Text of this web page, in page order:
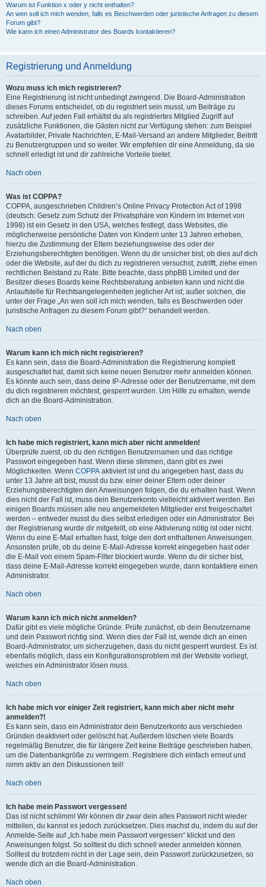
Warum ist Funktion x oder y nicht enthalten?
An wen soll ich mich wenden, falls es Beschwerden oder juristische Anfragen zu diesem
Forum gibt?
Wie kann ich einen Administrator des Boards kontaktieren?
Registrierung und Anmeldung
Wozu muss ich mich registrieren?
Eine Registrierung ist nicht unbedingt zwingend. Die Board-Administration
dieses Forums entscheidet, ob du registriert sein musst, um Beiträge zu
schreiben. Auf jeden Fall erhältst du als registriertes Mitglied Zugriff auf
zusätzliche Funktionen, die Gästen nicht zur Verfügung stehen: zum Beispiel
Avatarbilder, Private Nachrichten, E-Mail-Versand an andere Mitglieder, Beitritt
zu Benutzergruppen und so weiter. Wir empfehlen dir eine Anmeldung, da sie
schnell erledigt ist und dir zahlreiche Vorteile bietet.
Nach oben
Was ist COPPA?
COPPA, ausgeschrieben Children’s Online Privacy Protection Act of 1998
(deutsch: Gesetz zum Schutz der Privatsphäre von Kindern im Internet von
1998) ist ein Gesetz in den USA, welches festlegt, dass Websites, die
möglicherweise persönliche Daten von Kindern unter 13 Jahren erheben,
hierzu die Zustimmung der Eltern beziehungsweise des oder der
Erziehungsberechtigten benötigen. Wenn du dir unsicher bist, ob dies auf dich
oder die Website, auf der du dich zu registrieren versuchst, zutrifft, ziehe einen
rechtlichen Beistand zu Rate. Bitte beachte, dass phpBB Limited und der
Besitzer dieses Boards keine Rechtsberatung anbieten kann und nicht die
Anlaufstelle für Rechtsangelegenheiten jeglicher Art ist; außer solchen, die
unter der Frage „An wen soll ich mich wenden, falls es Beschwerden oder
juristische Anfragen zu diesem Forum gibt?“ behandelt werden.
Nach oben
Warum kann ich mich nicht registrieren?
Es kann sein, dass die Board-Administration die Registrierung komplett
ausgeschaltet hat, damit sich keine neuen Benutzer mehr anmelden können.
Es könnte auch sein, dass deine IP-Adresse oder der Benutzername, mit dem
du dich registrieren möchtest, gesperrt wurden. Um Hilfe zu erhalten, wende
dich an die Board-Administration.
Nach oben
Ich habe mich registriert, kann mich aber nicht anmelden!
Überprüfe zuerst, ob du den richtigen Benutzernamen und das richtige
Passwort eingegeben hast. Wenn diese stimmen, dann gibt es zwei
Möglichkeiten. Wenn COPPA aktiviert ist und du angegeben hast, dass du
unter 13 Jahre alt bist, musst du bzw. einer deiner Eltern oder deiner
Erziehungsberechtigten den Anweisungen folgen, die du erhalten hast. Wenn
dies nicht der Fall ist, muss dein Benutzerkonto vielleicht aktiviert werden. Bei
einigen Boards müssen alle neu angemeldeten Mitglieder erst freigeschaltet
werden – entweder musst du dies selbst erledigen oder ein Administrator. Bei
der Registrierung wurde dir mitgeteilt, ob eine Aktivierung nötig ist oder nicht.
Wenn du eine E-Mail erhalten hast, folge den dort enthaltenen Anweisungen.
Ansonsten prüfe, ob du deine E-Mail-Adresse korrekt eingegeben hast oder
die E-Mail von einem Spam-Filter blockiert wurde. Wenn du dir sicher bist,
dass deine E-Mail-Adresse korrekt eingegeben wurde, dann kontaktiere einen
Administrator.
Nach oben
Warum kann ich mich nicht anmelden?
Dafür gibt es viele mögliche Gründe. Prüfe zunächst, ob dein Benutzername
und dein Passwort richtig sind. Wenn dies der Fall ist, wende dich an einen
Board-Administrator, um sicherzugehen, dass du nicht gesperrt wurdest. Es ist
ebenfalls möglich, dass ein Konfigurationsproblem mit der Website vorliegt,
welches ein Administrator lösen muss.
Nach oben
Ich habe mich vor einiger Zeit registriert, kann mich aber nicht mehr
anmelden?!
Es kann sein, dass ein Administrator dein Benutzerkonto aus verschieden
Gründen deaktiviert oder gelöscht hat. Außerdem löschen viele Boards
regelmäßig Benutzer, die für längere Zeit keine Beiträge geschrieben haben,
um die Datenbankgröße zu verringern. Registriere dich einfach erneut und
nimm aktiv an den Diskussionen teil!
Nach oben
Ich habe mein Passwort vergessen!
Das ist nicht schlimm! Wir können dir zwar dein altes Passwort nicht wieder
mitteilen, du kannst es jedoch zurücksetzen. Dies machst du, indem du auf der
Anmelde-Seite auf „Ich habe mein Passwort vergessen“ klickst und den
Anweisungen folgst. So solltest du dich schnell wieder anmelden können.
Solltest du trotzdem nicht in der Lage sein, dein Passwort zurückzusetzen, so
wende dich an die Board-Administration.
Nach oben